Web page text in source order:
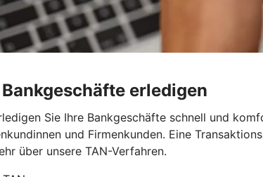
erledigen
Sie Ihre Bankgeschäfte schnell und
und Firmenkunden. Eine
über unsere TAN-Verfahren.